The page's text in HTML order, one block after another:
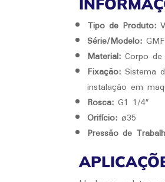
Tipo de Produto:
Série/Modelo: GMF
Material: Corpo
Fixação: Sistema
instalação em
Rosca: G1 1/4″
Orifício: ø35
Pressão de